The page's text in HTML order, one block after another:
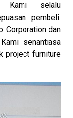
Kami selalu
pembeli.
Corporation dan
senantiasa
project furniture